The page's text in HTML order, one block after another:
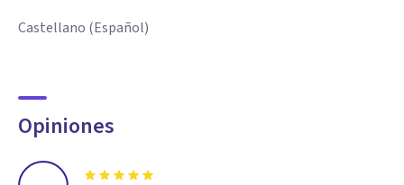
Castellano (Español)
Opiniones